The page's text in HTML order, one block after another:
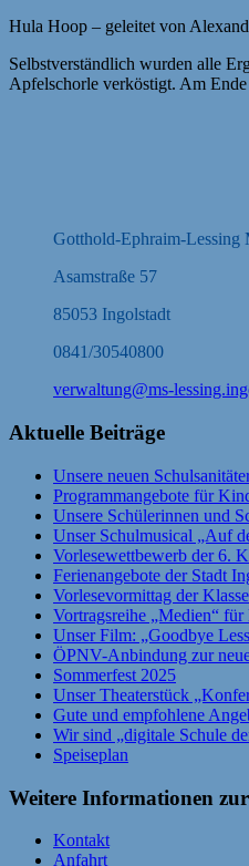
Hula Hoop – geleitet von
Selbstverständlich wurden alle
Apfelschorle verköstigt. Am
Gotthold-Ephraim-Lessing
Asamstraße 57
85053 Ingolstadt
0841/30540800
verwaltung@ms-
Aktuelle Beiträge
Unsere neuen
Programmangebote für
Unsere Schülerinnen und
Unser Schulmusical „Auf
Vorlesewettbewerb der 6.
Ferienangebote der Stadt
Vorlesevormittag der
Vortragsreihe „Medien“
Unser Film: „Goodbye
ÖPNV-Anbindung zur
Sommerfest 2025
Unser Theaterstück
Gute und empfohlene
Wir sind „digitale Schule
Speiseplan
Weitere Informationen
Kontakt
Anfahrt